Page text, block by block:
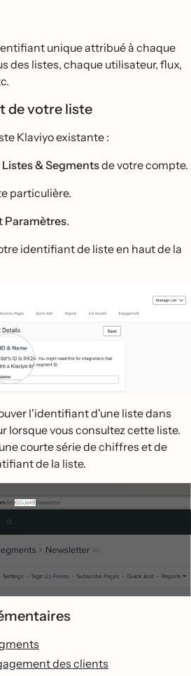
unique attribué à chaque
des listes, chaque utilisateur, flux,
de votre liste
Klaviyo existante :
Listes & Segmentsde votre compte.
particulière.
Paramètres.
identifiant de liste en haut de la
l'identifiant d'une liste dans
lorsque vous consultez cette liste.
courte série de chiffres et de
de la liste.
des clients